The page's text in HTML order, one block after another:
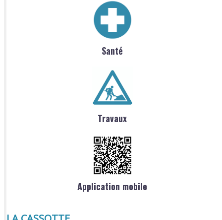
Santé
Travaux
Application mobile